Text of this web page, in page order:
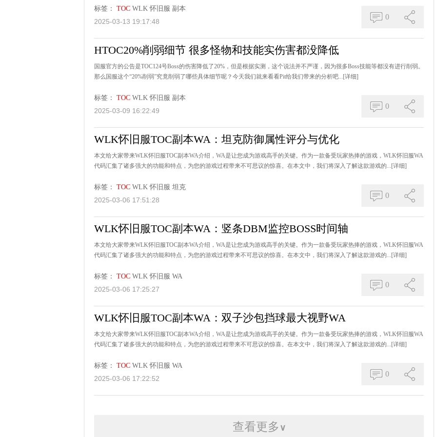
标签： TOC WLK 怀旧服 副本
2025-03-13 19:17:48
0
HTOC20%削弱细节 很多怪物和技能实伤害都没降低
国服官方的公告是TOC124号Boss的伤害降低了20%，但是根据实测，这个说法并不严谨，因为很多Boss技能等都没有进行削弱。
那么国服这个“20%削弱”究竟削弱了哪些具体细节呢？今天我们就来看看Pit给我们带来的分析吧... [详细]
标签： TOC WLK 怀旧服 副本
2025-03-09 16:22:49
0
WLK怀旧服TOC副本WA：坦克防御属性评分与优化
本文给大家带来WLK怀旧服TOC副本WA介绍，WA是让您成为游戏高手的关键。作为一款备受玩家热捧的游戏，WLK怀旧服WA
代码汇集了诸多强大的功能和特点，为您的游戏过程带来不可思议的惊喜。在本文中，我们将深入了解这款游戏的... [详细]
标签： TOC WLK 怀旧服 坦克
2025-03-06 17:51:28
0
WLK怀旧服TOC副本WA：竖条DBM监控BOSS时间轴
本文给大家带来WLK怀旧服TOC副本WA介绍，WA是让您成为游戏高手的关键。作为一款备受玩家热捧的游戏，WLK怀旧服WA
代码汇集了诸多强大的功能和特点，为您的游戏过程带来不可思议的惊喜。在本文中，我们将深入了解这款游戏的... [详细]
标签： TOC WLK 怀旧服 WA
2025-03-06 17:25:27
0
WLK怀旧服TOC副本WA：双子沙包挡球最大视野WA
本文给大家带来WLK怀旧服TOC副本WA介绍，WA是让您成为游戏高手的关键。作为一款备受玩家热捧的游戏，WLK怀旧服WA
代码汇集了诸多强大的功能和特点，为您的游戏过程带来不可思议的惊喜。在本文中，我们将深入了解这款游戏的... [详细]
标签： TOC WLK 怀旧服 WA
2025-03-06 17:22:52
0
查看更多 ∨